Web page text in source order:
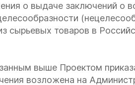
о выдаче заключений о
сырьевых товаров в
выше Проектом
возложена на